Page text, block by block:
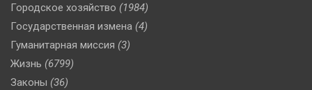
Городское хозяйство (1984)
Государственная измена (4)
Гуманитарная миссия (3)
Жизнь (6799)
Законы (36)